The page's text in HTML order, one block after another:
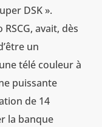
DSK ».
avait, dès
un
télé couleur à
puissante
de 14
la banque